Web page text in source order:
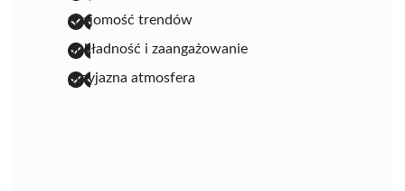
znajomość trendów
dokładność i zaangażowanie
przyjazna atmosfera